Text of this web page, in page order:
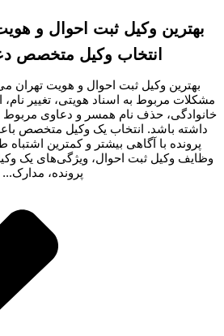
بهترین وکیل ثبت احوال و
انتخاب وکیل متخصص
بهترین وکیل ثبت احوال و هویت تهران
مشکلات مربوط به اسناد هویتی، تغییر نام،
حذف نام همسر و دعاوی مربوط
داشته باشد. انتخاب یک وکیل متخصص
پرونده با آگاهی بیشتر و کمترین اشتباه
وظایف وکیل ثبت احوال، ویژگی‌های یک
پرونده، مدارک...